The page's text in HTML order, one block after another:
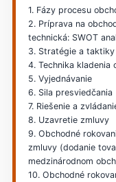
1. Fázy procesu
2. Príprava na
technická: SWOT
3. Stratégie a taktiky
4. Technika kladenia
5. Vyjednávanie
6. Sila presviedčania
7. Riešenie a
8. Uzavretie zmluvy
9. Obchodné
zmluvy (dodanie
medzinárodnom
10. Obchodné